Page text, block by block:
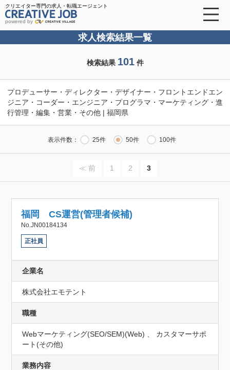
クリエイター専門の求人・転職エージェント
powered by
求人検索結果一覧
検索結果 101件
プロデューサー・ディレクター・デザイナー・フロントエンドエン
ジニア・コーダー・エンジニア・プログラマ・マーケティング・進
行管理・編集・営業・その他 | 福岡県
表示件数： 25件 50件 100件
≪ 前 1 2 3
福岡 CS運営(管理者候補)
No.JN00184134
正社員
企業名
株式会社エモテント
職種
Webマーケティング(SEO/SEM)(Web) 、 カスタマーサポ
ート(その他)
業務内容